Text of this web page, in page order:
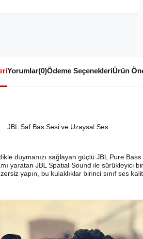
Yorumlar(0)Ödeme SeçenekleriÜrün
JBL Saf Bas Sesi ve Uzaysal Ses
duymanızı sağlayan güçlü JBL Pure
yaratan JBL Spatial Sound ile sürükleyici
yapın, bu kulaklıklar birinci sınıf ses